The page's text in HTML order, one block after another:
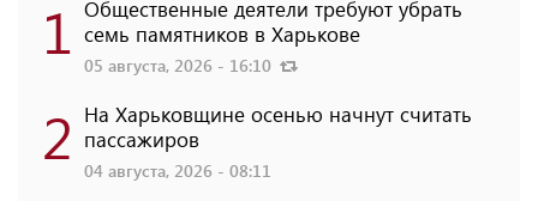
1 Общественные деятели требуют убрать
семь памятников в Харькове
05 августа, 2026 - 16:10
2 На Харьковщине осенью начнут считать
пассажиров
04 августа, 2026 - 08:11